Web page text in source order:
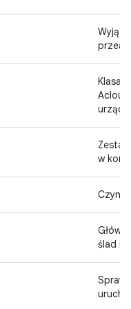
Klasa
w
ślad i